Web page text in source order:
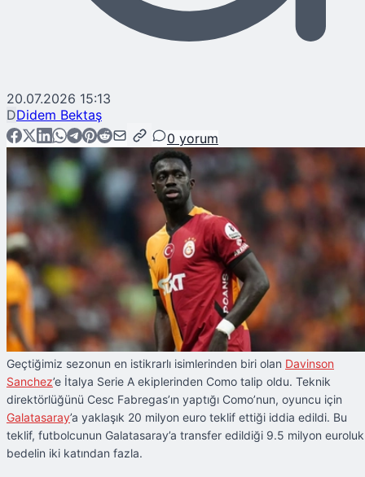
20.07.2026 15:13
DDidem Bektaş
0 yorum
Geçtiğimiz sezonun en istikrarlı isimlerinden biri olan Davinson
Sanchez’e İtalya Serie A ekiplerinden Como talip oldu. Teknik
direktörlüğünü Cesc Fabregas’ın yaptığı Como’nun, oyuncu için
Galatasaray’a yaklaşık 20 milyon euro teklif ettiği iddia edildi. Bu
teklif, futbolcunun Galatasaray’a transfer edildiği 9.5 milyon euroluk
bedelin iki katından fazla.